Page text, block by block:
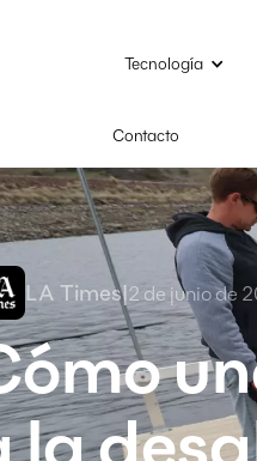
Tecnología
Contacto
LA Times|2 de junio de
la